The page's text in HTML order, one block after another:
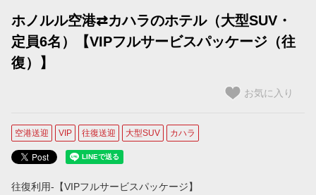
ホノルル空港＝カハラ地区
【コオリナ＋ワイキキ滞在用】プライオリティ予約（ミニバン）
【コオリナ＋ワイキキ滞在用】プライオリティ予約（SUV）
プライベート・チャーター
ホノルル空港⇄カハラのホテル（大型SUV・
定員6名）【VIPフルサービスパッケージ（往
復）】
お気に入り
空港送迎 VIP 往復送迎 大型SUV カハラ
往復利用-【VIPフルサービスパッケージ】